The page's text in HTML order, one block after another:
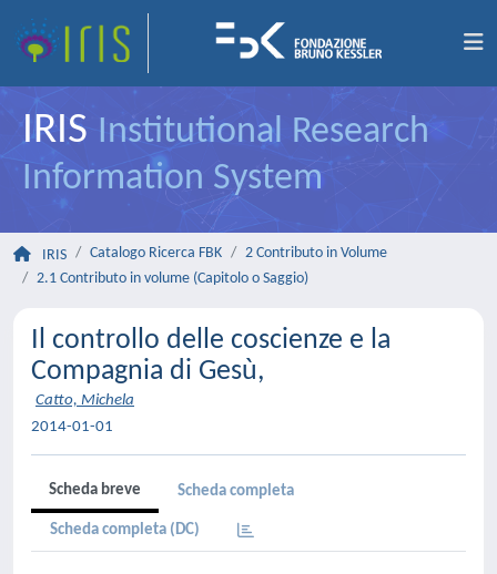
IRIS Institutional Research
Information System
IRIS Catalogo Ricerca FBK
2 Contributo in Volume
2.1 Contributo in volume (Capitolo o Saggio)
Il controllo delle coscienze e la
Compagnia di Gesù,
Catto, Michela
2014-01-01
Scheda breve Scheda completa
Scheda completa (DC)